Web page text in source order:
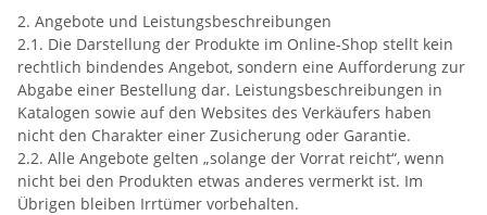
2. Angebote und Leistungsbeschreibungen
2.1. Die Darstellung der Produkte im Online-Shop stellt kein
rechtlich bindendes Angebot, sondern eine Aufforderung zur
Abgabe einer Bestellung dar. Leistungsbeschreibungen in
Katalogen sowie auf den Websites des Verkäufers haben
nicht den Charakter einer Zusicherung oder Garantie.
2.2. Alle Angebote gelten „solange der Vorrat reicht“, wenn
nicht bei den Produkten etwas anderes vermerkt ist. Im
Übrigen bleiben Irrtümer vorbehalten.